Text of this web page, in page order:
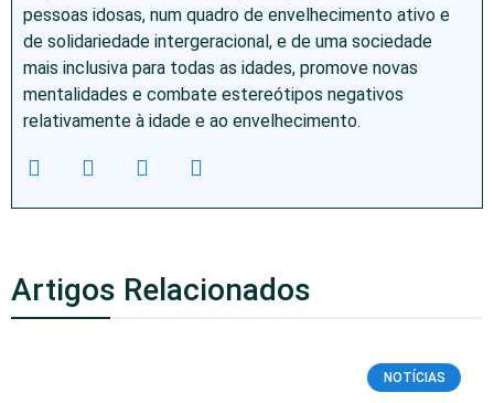
pessoas idosas, num quadro de envelhecimento ativo e
de solidariedade intergeracional, e de uma sociedade
mais inclusiva para todas as idades, promove novas
mentalidades e combate estereótipos negativos
relativamente à idade e ao envelhecimento.
Artigos Relacionados
NOTÍCIAS